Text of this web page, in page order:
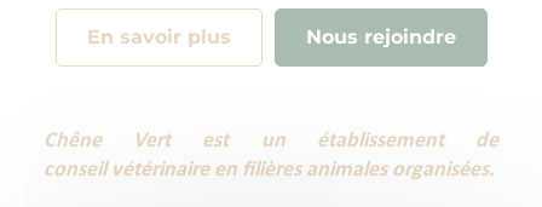
En savoir plus Nous rejoindre
Chêne Vert est un établissement de
conseil vétérinaire en filières animales organisées.